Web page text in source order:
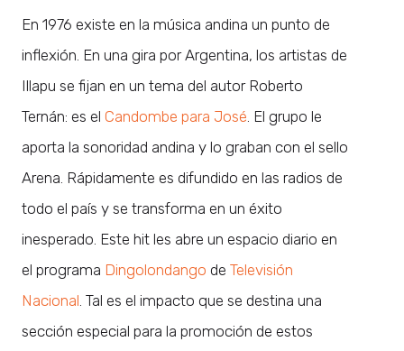
En 1976 existe en la música andina un punto de
inflexión. En una gira por Argentina, los artistas de
Illapu se fijan en un tema del autor Roberto
Ternán: es el Candombe para José . El grupo le
aporta la sonoridad andina y lo graban con el sello
Arena. Rápidamente es difundido en las radios de
todo el país y se transforma en un éxito
inesperado. Este hit les abre un espacio diario en
el programa Dingolondango de Televisión
Nacional . Tal es el impacto que se destina una
sección especial para la promoción de estos